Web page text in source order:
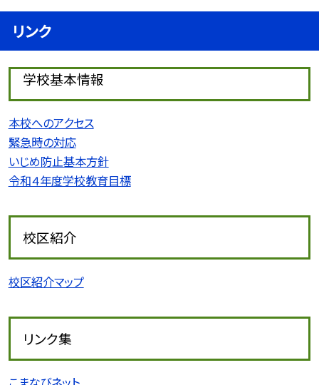
リンク
学校基本情報
本校へのアクセス
緊急時の対応
いじめ防止基本方針
令和４年度学校教育目標
校区紹介
校区紹介マップ
リンク集